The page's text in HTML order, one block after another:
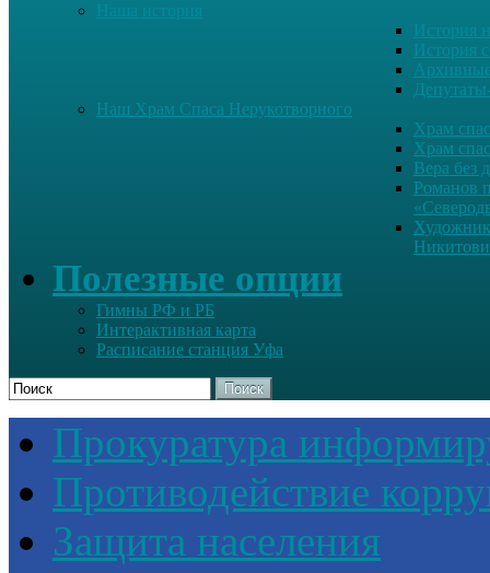
Наша история
История
История
Наш Храм Спаса Нерукотворного
Храм
Храм
Вера без
Романов
Полезные опции
Гимны РФ и РБ
Интерактивная карта
Расписание станция Уфа
Поиск
Прокуратура
Противодействие
Защита населения